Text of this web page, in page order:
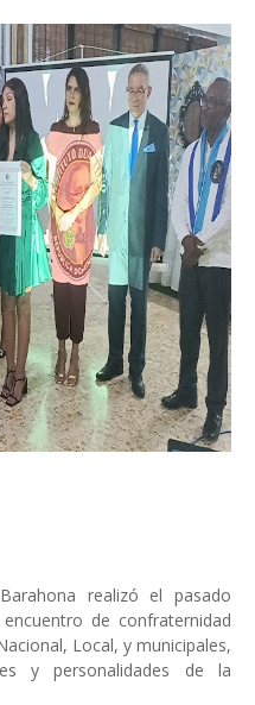
realizó el pasado
de confraternidad
Local, y municipales,
y personalidades de la